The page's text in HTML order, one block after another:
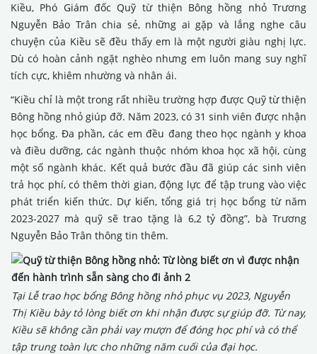
Kiều, Phó Giám đốc Quỹ từ thiện Bông hồng nhỏ Trương
Nguyễn Bảo Trân chia sẻ, những ai gặp và lắng nghe câu
chuyện của Kiều sẽ đều thấy em là một người giàu nghị lực.
Dù có hoàn cảnh ngặt nghèo nhưng em luôn mang suy nghĩ
tích cực, khiêm nhường và nhân ái.
“Kiều chỉ là một trong rất nhiều trường hợp được Quỹ từ thiện
Bông hồng nhỏ giúp đỡ. Năm 2023, có 31 sinh viên được nhận
học bổng. Đa phần, các em đều đang theo học ngành y khoa
và điều dưỡng, các ngành thuộc nhóm khoa học xã hội, cùng
một số ngành khác. Kết quả bước đầu đã giúp các sinh viên
trả học phí, có thêm thời gian, động lực để tập trung vào việc
phát triển kiến thức. Dự kiến, tổng giá trị học bổng từ năm
2023-2027 mà quỹ sẽ trao tặng là 6,2 tỷ đồng”, bà Trương
Nguyễn Bảo Trân thông tin thêm.
Tại Lễ trao học bổng Bông hồng nhỏ phục vụ 2023, Nguyễn
Thị Kiều bày tỏ lòng biết ơn khi nhận được sự giúp đỡ. Từ nay,
Kiều sẽ không cần phải vay mượn để đóng học phí và có thể
tập trung toàn lực cho những năm cuối của đại học.